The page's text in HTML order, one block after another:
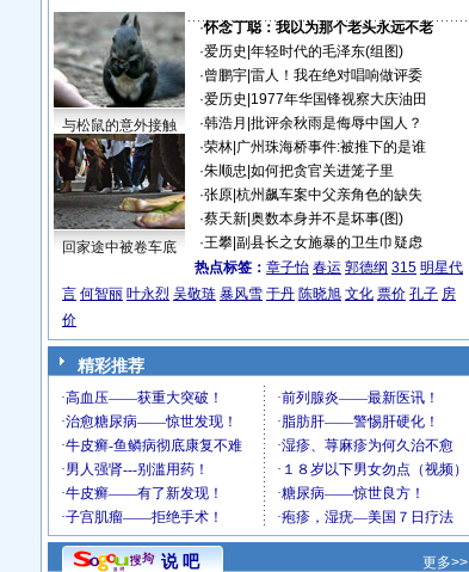
与松鼠的意外接触
回家途中被卷车底
·怀念丁聪：我以为那个老头永远不老
·爱历史 年轻时代的毛泽东(组图)
·曾鹏宇| 雷人！我在绝对唱响做评委
·爱历史 1977年华国锋视察大庆油田
·韩浩月 批评余秋雨是侮辱中国人？
·荣林| 广州珠海桥事件:被推下的是谁
·朱顺忠 如何把贪官关进笼子里
·张原| 杭州飙车案中父亲角色的缺失
·蔡天新| 奥数本身并不是坏事(图)
·王攀| 副县长之女施暴的卫生巾疑虑
热点标签： 章子怡 春运 郭德纲 315 明星代
言 何智丽 叶永烈 吴敬琏 暴风雪 于丹 陈晓旭 文化 票价 孔子 房
价
精彩推荐
说 吧 更多>>